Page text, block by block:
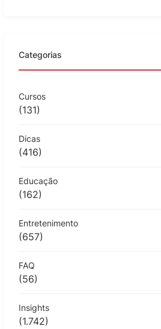
Categorias
Cursos
(131)
Dicas
(416)
Educação
(162)
Entretenimento
(657)
FAQ
(56)
Insights
(1.742)